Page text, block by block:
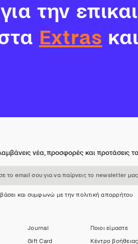
την
Extras και
νέα, προσφορές και προτάσεις
και συμφωνώ με την πολιτική απορρήτου
Journal
Gift Card
Ποιοι είμαστε
Κέντρο βοήθειας